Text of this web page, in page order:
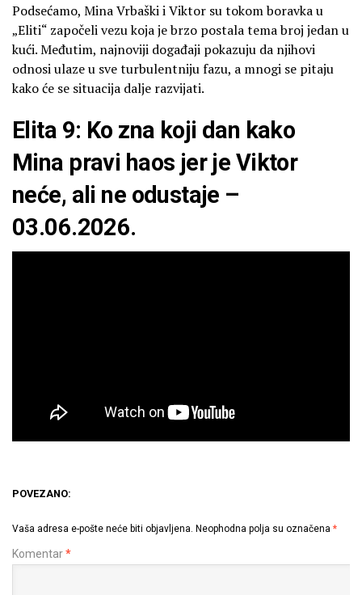
Podsećamo, Mina Vrbaški i Viktor su tokom boravka u
„Eliti“ započeli vezu koja je brzo postala tema broj jedan u
kući. Međutim, najnoviji događaji pokazuju da njihovi
odnosi ulaze u sve turbulentniju fazu, a mnogi se pitaju
kako će se situacija dalje razvijati.
Elita 9: Ko zna koji dan kako
Mina pravi haos jer je Viktor
neće, ali ne odustaje –
03.06.2026.
POVEZANO:
Vaša adresa e-pošte neće biti objavljena. Neophodna polja su označena *
Komentar*